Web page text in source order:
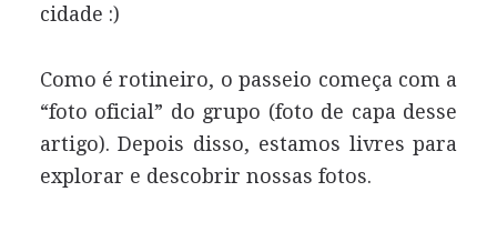
cidade :)
Como é rotineiro, o passeio começa com a
“foto oficial” do grupo (foto de capa desse
artigo). Depois disso, estamos livres para
explorar e descobrir nossas fotos.